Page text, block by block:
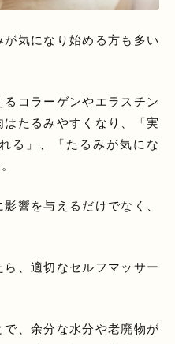
気になり始める方も多い
コラーゲンやエラスチン
たるみやすくなり、「実
る」、「たるみが気にな
響を与えるだけでなく、
、適切なセルフマッサー
、余分な水分や老廃物が